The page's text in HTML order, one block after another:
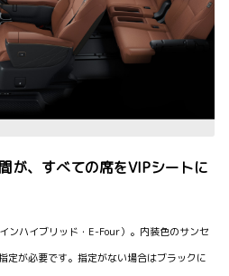
が、すべての席をVIPシートに
ンハイブリッド・E-Four）。内装色のサンセ
定が必要です。指定がない場合はブラックに